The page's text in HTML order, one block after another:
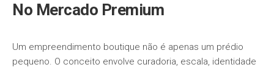
No Mercado Premium
Um empreendimento boutique não é apenas um prédio
pequeno. O conceito envolve curadoria, escala, identidade